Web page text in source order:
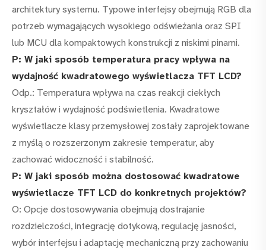
architektury systemu. Typowe interfejsy obejmują RGB dla
potrzeb wymagających wysokiego odświeżania oraz SPI
lub MCU dla kompaktowych konstrukcji z niskimi pinami.
P: W jaki sposób temperatura pracy wpływa na
wydajność kwadratowego wyświetlacza TFT LCD?
Odp.: Temperatura wpływa na czas reakcji ciekłych
kryształów i wydajność podświetlenia. Kwadratowe
wyświetlacze klasy przemysłowej zostały zaprojektowane
z myślą o rozszerzonym zakresie temperatur, aby
zachować widoczność i stabilność.
P: W jaki sposób można dostosować kwadratowe
wyświetlacze TFT LCD do konkretnych projektów?
O: Opcje dostosowywania obejmują dostrajanie
rozdzielczości, integrację dotykową, regulację jasności,
wybór interfejsu i adaptację mechaniczną przy zachowaniu